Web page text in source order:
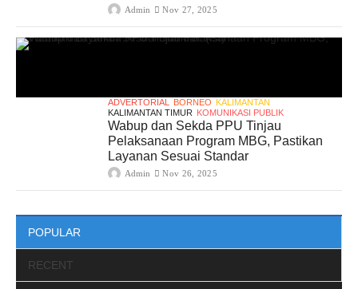
Admin Nov 27, 2025
ADVERTORIAL BORNEO KALIMANTAN
KALIMANTAN TIMUR KOMUNIKASI PUBLIK
Wabup dan Sekda PPU Tinjau
Pelaksanaan Program MBG, Pastikan
Layanan Sesuai Standar
Admin Nov 26, 2025
POPULAR
RECENT